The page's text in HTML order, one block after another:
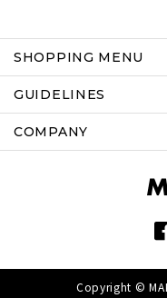
SHOPPING MENU
GUIDELINES
COMPANY
Copyright ©